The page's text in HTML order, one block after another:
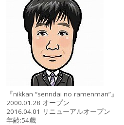
『nikkan “senndai no ramenman”』
2000.01.28 オープン
2016.04.01 リニューアルオープン
年齢:54歳